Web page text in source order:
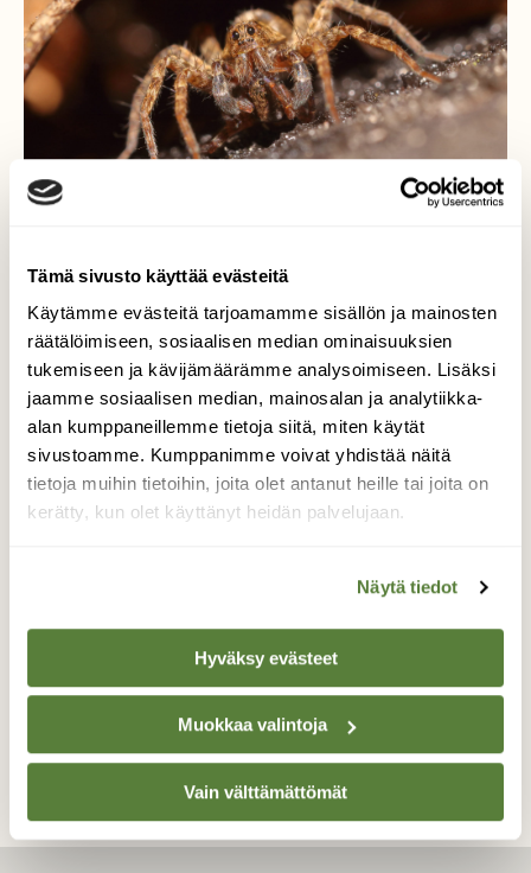
Tämä sivusto käyttää evästeitä
Käytämme evästeitä tarjoamamme sisällön ja mainosten
räätälöimiseen, sosiaalisen median ominaisuuksien
tukemiseen ja kävijämäärämme analysoimiseen. Lisäksi
jaamme sosiaalisen median, mainosalan ja analytiikka-
alan kumppaneillemme tietoja siitä, miten käytät
sivustoamme. Kumppanimme voivat yhdistää näitä
tietoja muihin tietoihin, joita olet antanut heille tai joita on
kerätty, kun olet käyttänyt heidän palvelujaan.
Näytä tiedot
Hyväksy evästeet
Muokkaa valintoja
Vain välttämättömät
Hämähäkkien kevät touhut
Joillakin hämähäkeillä parittelun jälkeen
koiras saattaa päätyä naaraan ravinnoksi.
Tässä näyttäisi käyneen niin. Aivan varma
kuvan perusteella ei voi olla, onko saaliina
oleva hämis samaa lajia.
TAKAISIN LISTAAN